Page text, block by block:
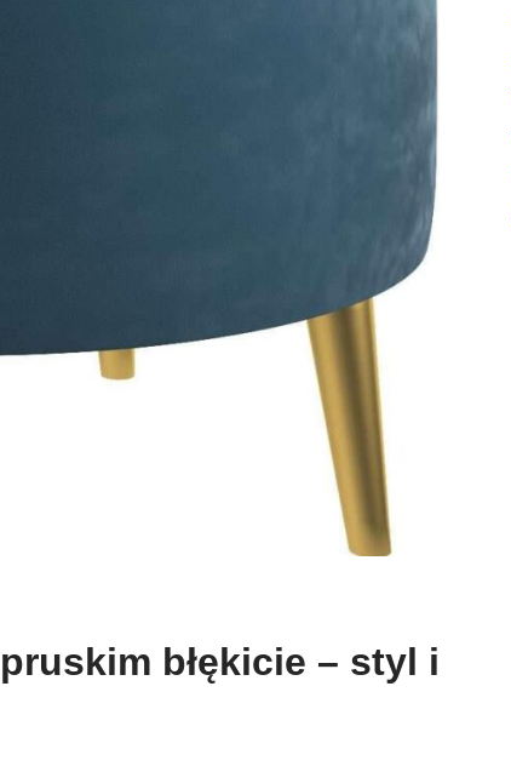
błękicie – styl i